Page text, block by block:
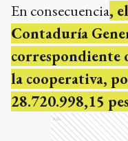
En consecuencia,
Contaduría
correspondiente
la cooperativa,
28.720.998,15
Ads